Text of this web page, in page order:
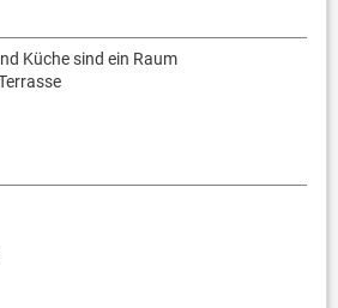
Küche sind ein Raum